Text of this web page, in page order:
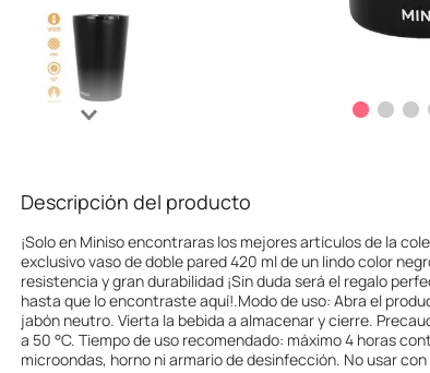
Descripción del producto
¡Solo en Miniso encontraras los mejores artículos de la
exclusivo vaso de doble pared 420 ml de un lindo color
resistencia y gran durabilidad ¡Sin duda será el regalo
hasta que lo encontraste aquí!.Modo de uso: Abra el
jabón neutro. Vierta la bebida a almacenar y cierre.
a 50 °C. Tiempo de uso recomendado: máximo 4 horas
microondas, horno ni armario de desinfección. No usar